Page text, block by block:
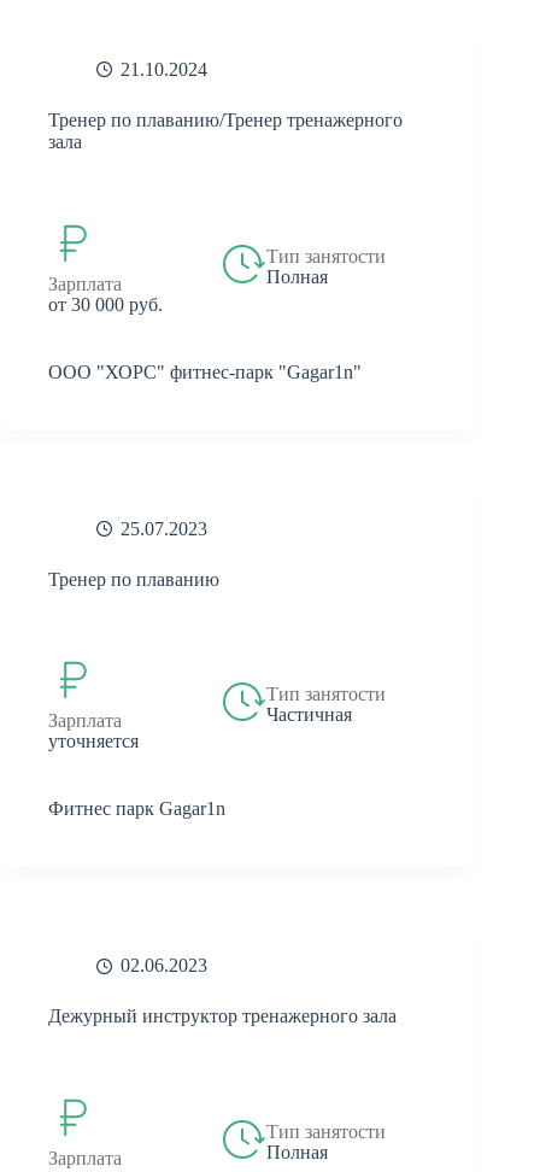
21.10.2024
Тренер по плаванию/Тренер тренажерного
зала
Зарплата
от 30 000 руб.
Тип занятости
Полная
ООО "ХОРС" фитнес-парк "Gagar1n"
25.07.2023
Тренер по плаванию
Зарплата
уточняется
Тип занятости
Частичная
Фитнес парк Gagar1n
02.06.2023
Дежурный инструктор тренажерного зала
Зарплата
Тип занятости
Полная